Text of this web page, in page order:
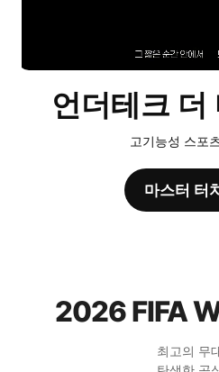
언더테크 더
고기능성 스포
마스터 터
2026 FIFA
최고의 무